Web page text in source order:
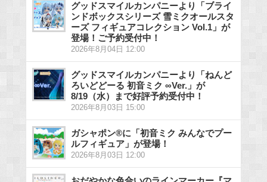
グッドスマイルカンパニーより「ブライ
ンドボックスシリーズ 雪ミクオールスタ
ーズ フィギュアコレクション Vol.1」が
登場！ご予約受付中！
2026年8月04日 12:00
グッドスマイルカンパニーより「ねんど
ろいどどーる 初音ミク ∞Ver.」が
8/19（水）まで好評予約受付中！
2026年8月03日 15:00
ガシャポン®に「初音ミク みんなでプー
ルフィギュア」が登場！
2026年8月03日 12:00